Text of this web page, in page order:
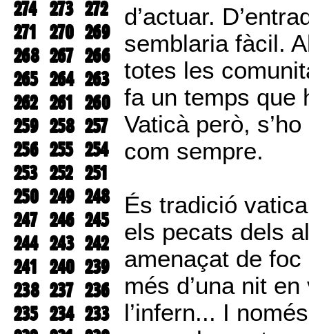
274 273 272
271 270 269
268 267 266
265 264 263
262 261 260
259 258 257
256 255 254
253 252 251
250 249 248
247 246 245
244 243 242
241 240 239
238 237 236
235 234 233
d’actuar.
semblaria fàcil.
totes les
fa un temps que
Vaticà però,
com sempre.
És tradició
els pecats dels
amenaçat de
més d’una nit
l’infern... I